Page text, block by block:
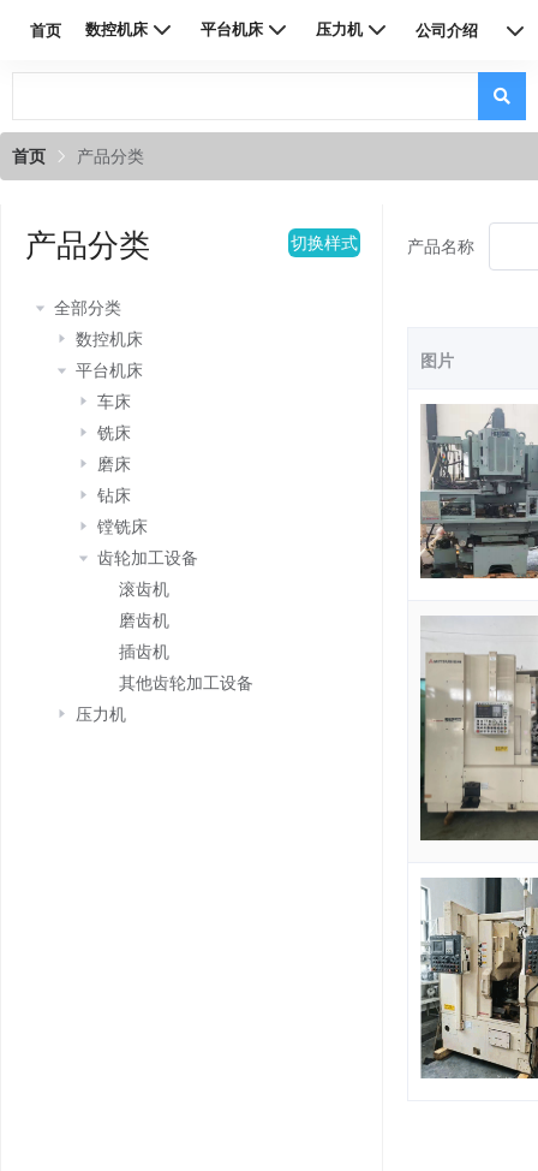
首页 数控机床 平台机床 压力机 公司介绍
首页 产品分类
产品分类 切换样式
全部分类
数控机床
平台机床
车床
铣床
磨床
钻床
镗铣床
齿轮加工设备
滚齿机
磨齿机
插齿机
其他齿轮加工设备
压力机
产品名称
图片